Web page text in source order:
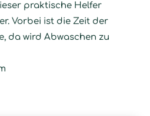
praktische Helfer
Vorbei ist die Zeit der
da wird Abwaschen zu